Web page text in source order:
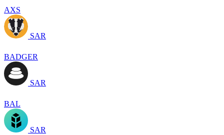
AXS
SAR
BADGER
SAR
BAL
SAR